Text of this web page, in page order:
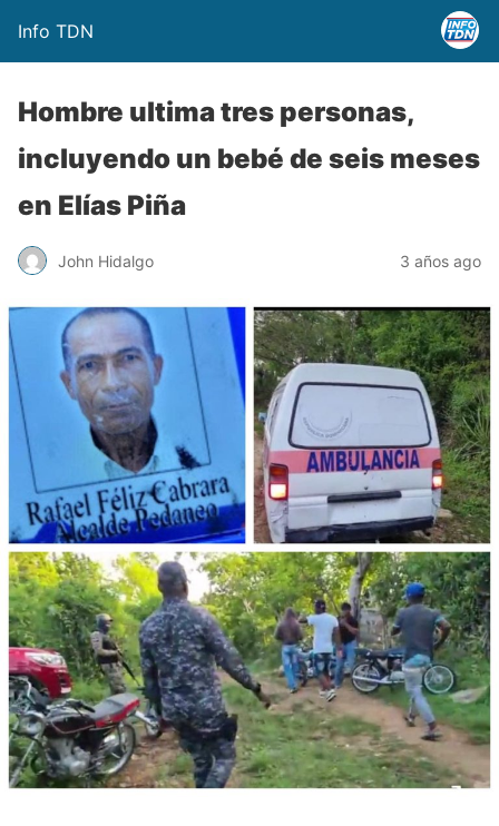
Info TDN
Hombre ultima tres personas,
incluyendo un bebé de seis meses
en Elías Piña
John Hidalgo 3 años ago